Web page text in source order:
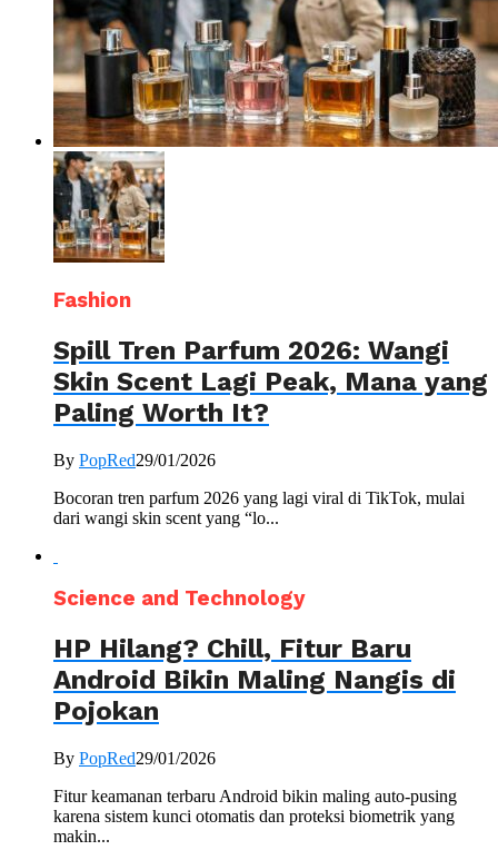
Fashion
Spill Tren Parfum 2026: Wangi
Skin Scent Lagi Peak, Mana yang
Paling Worth It?
By PopRed29/01/2026
Bocoran tren parfum 2026 yang lagi viral di TikTok, mulai
dari wangi skin scent yang “lo...
Science and Technology
HP Hilang? Chill, Fitur Baru
Android Bikin Maling Nangis di
Pojokan
By PopRed29/01/2026
Fitur keamanan terbaru Android bikin maling auto-pusing
karena sistem kunci otomatis dan proteksi biometrik yang
makin...